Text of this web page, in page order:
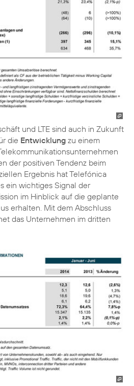
und LTE sind auch in Zukunft
die Entwicklung zu einem
der positiven Tendenz beim
Ergebnis hat Telefónica
ein wichtiges Signal der
im Hinblick auf die geplante
erhalten. Mit dem Abschluss
das Unternehmen im dritten